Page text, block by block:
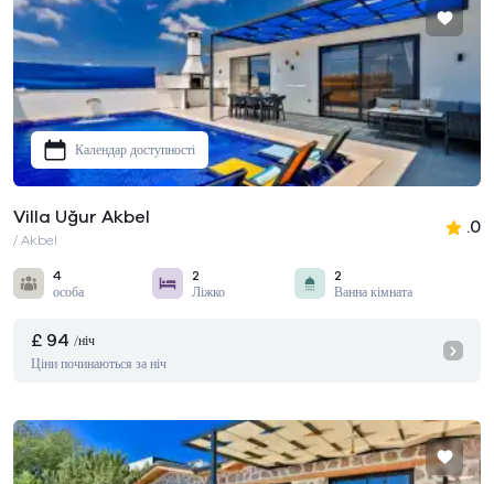
Календар доступності
Villa Uğur Akbel
/ Akbel
.0
4
особа
2
Ліжко
2
Ванна кімната
£ 94 /ніч
Ціни починаються за ніч